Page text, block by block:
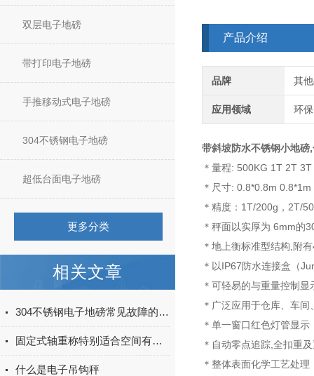
双层电子地磅
带打印电子地磅
手推移动式电子地磅
304不锈钢电子地磅
超低台面电子地磅
更多分类
相关文章
304不锈钢电子地磅常见故障的解决办法
固定式轴重称特别适合空间有限的场所中使用
什么是电子吊钩秤
产品介绍
品牌 其
应用领域 环
带斜坡防水不锈钢小地磅
＊量程: 500KG 1T 2T
＊尺寸: 0.8*0.8m
＊精度：1T/200g，2T/
＊秤面以实厚为 6mm的
＊地上衡标准型结构,附
＊以IP67防水连接盒（
＊可轻易的与重量控制
＊广泛应用于仓库、车
＊单一窗口红色灯管显
＊自动零点追踪,全扣重
＊整体表面化学工艺处